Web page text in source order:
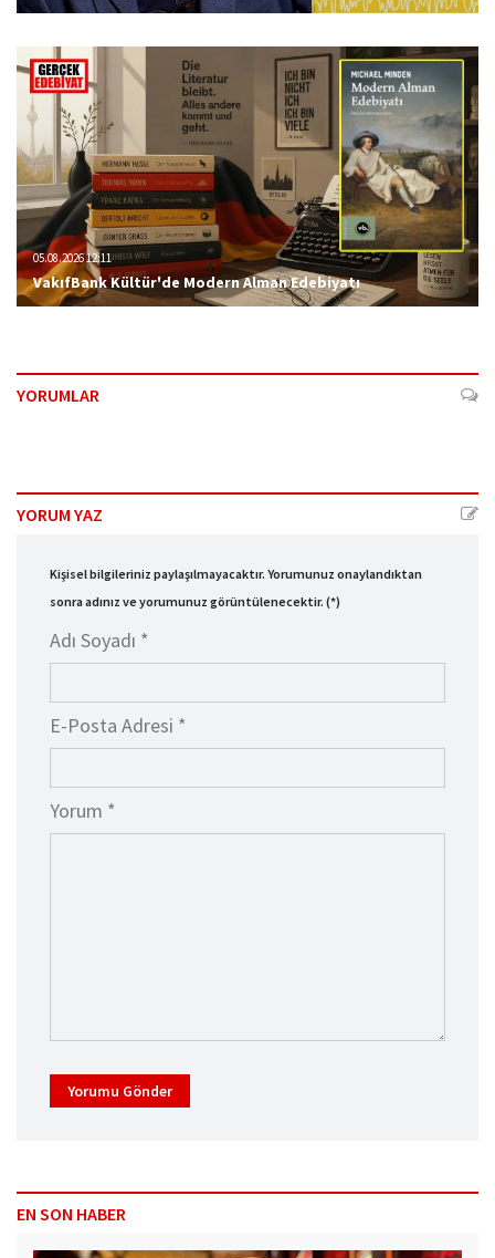
05.08.2026 12:11
VakıfBank Kültür'de Modern Alman Edebiyatı
YORUMLAR
YORUM YAZ
Kişisel bilgileriniz paylaşılmayacaktır. Yorumunuz onaylandıktan
sonra adınız ve yorumunuz görüntülenecektir. (*)
Adı Soyadı *
E-Posta Adresi *
Yorum *
Yorumu Gönder
EN SON HABER